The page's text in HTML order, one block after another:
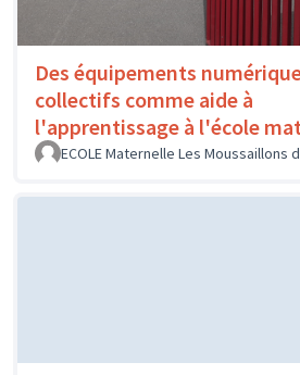
Des équipements
collectifs comme aide à
l'apprentissage à l'école
ECOLE Maternelle Les Moussaillons